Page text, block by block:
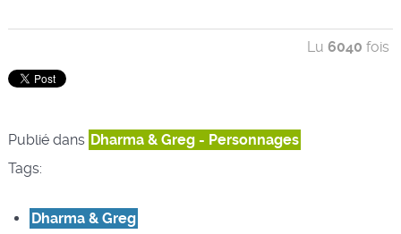
Lu6040 fois
Publié dans Dharma & Greg - Personnages
Tags:
Dharma & Greg